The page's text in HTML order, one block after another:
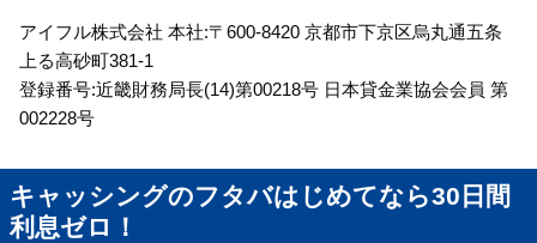
アイフル株式会社 本社:〒600-8420 京都市下京区烏丸通五条
上る高砂町381-1
登録番号:近畿財務局長(14)第00218号 日本貸金業協会会員 第
002228号
キャッシングのフタバはじめてなら30日間
利息ゼロ！